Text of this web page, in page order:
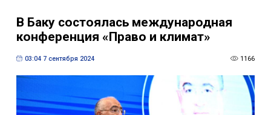
В Баку состоялась международная
конференция «Право и климат»
03:04 7 сентября 2024 1166